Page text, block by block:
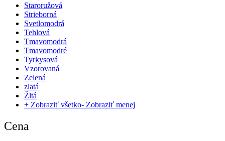
Staroružová
Strieborná
Svetlomodrá
Tehlová
Tmavomodrá
Tmavomodré
Tyrkysová
Vzorovaná
Zelená
zlatá
Žltá
+ Zobraziť všetko- Zobraziť menej
Cena